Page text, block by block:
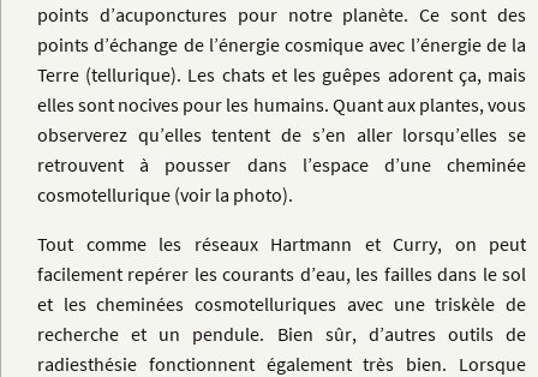
points d’acuponctures pour notre planète. Ce sont des
points d’échange de l’énergie cosmique avec l’énergie de la
Terre (tellurique). Les chats et les guêpes adorent ça, mais
elles sont nocives pour les humains. Quant aux plantes, vous
observerez qu’elles tentent de s’en aller lorsqu’elles se
retrouvent à pousser dans l’espace d’une cheminée
cosmotellurique (voir la photo).
Tout comme les réseaux Hartmann et Curry, on peut
facilement repérer les courants d’eau, les failles dans le sol
et les cheminées cosmotelluriques avec une triskèle de
recherche et un pendule. Bien sûr, d’autres outils de
radiesthésie fonctionnent également très bien. Lorsque